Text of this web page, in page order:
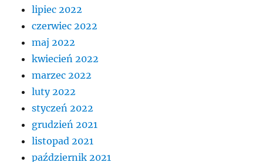
lipiec 2022
czerwiec 2022
maj 2022
kwiecień 2022
marzec 2022
luty 2022
styczeń 2022
grudzień 2021
listopad 2021
październik 2021